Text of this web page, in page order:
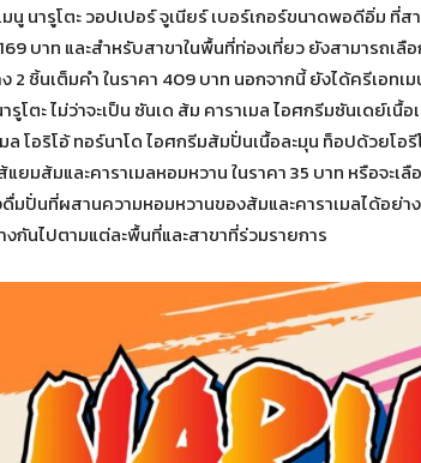
นู นารูโตะ วอปเปอร์ จูเนียร์ เบอร์เกอร์ขนาดพอดีอิ่ม ที่ส
บาท และสำหรับสาขาในพื้นที่ท่องเที่ยว ยังสามารถเ
2 ชิ้นเต็มคำ ในราคา 409 บาท นอกจากนี้ ยังได้ครีเอท
รูโตะ ไม่ว่าจะเป็น ซันเด ส้ม คาราเมล ไอศกรีมซันเดย์เ
ล โอริโอ้ ทอร์นาโด ไอศกรีมส้มปั่นเนื้อละมุน ท็อปด้วยโอ
ยมส้มและคาราเมลหอมหวาน ในราคา 35 บาท หรือจะ
มปั่นที่ผสานความหอมหวานของส้มและคาราเมลได้อย่า
งกันไปตามแต่ละพื้นที่และสาขาที่ร่วมรายการ